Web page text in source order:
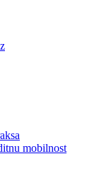
mobilnost